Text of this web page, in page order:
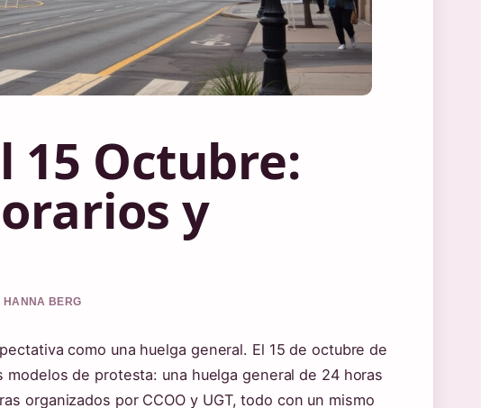
15 Octubre:
y
HANNA BERG
como una huelga general. El 15 de octubre de
de protesta: una huelga general de 24 horas
organizados por CCOO y UGT, todo con un mismo